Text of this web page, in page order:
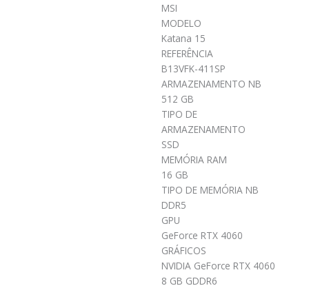
MSI
MODELO
Katana 15
REFERÊNCIA
B13VFK-411SP
ARMAZENAMENTO NB
512 GB
TIPO DE
ARMAZENAMENTO
SSD
MEMÓRIA RAM
16 GB
TIPO DE MEMÓRIA NB
DDR5
GPU
GeForce RTX 4060
GRÁFICOS
NVIDIA GeForce RTX 4060
8 GB GDDR6